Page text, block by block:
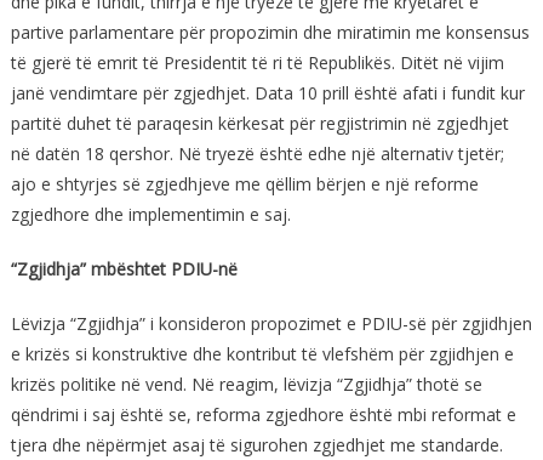
partive parlamentare për propozimin dhe miratimin me konsensus
të gjerë të emrit të Presidentit të ri të Republikës. Ditët në vijim
janë vendimtare për zgjedhjet. Data 10 prill është afati i fundit kur
partitë duhet të paraqesin kërkesat për regjistrimin në zgjedhjet
në datën 18 qershor. Në tryezë është edhe një alternativ tjetër;
ajo e shtyrjes së zgjedhjeve me qëllim bërjen e një reforme
zgjedhore dhe implementimin e saj.
“Zgjidhja” mbështet PDIU-në
Lëvizja “Zgjidhja” i konsideron propozimet e PDIU-së për zgjidhjen
e krizës si konstruktive dhe kontribut të vlefshëm për zgjidhjen e
krizës politike në vend. Në reagim, lëvizja “Zgjidhja” thotë se
qëndrimi i saj është se, reforma zgjedhore është mbi reformat e
tjera dhe nëpërmjet asaj të sigurohen zgjedhjet me standarde.